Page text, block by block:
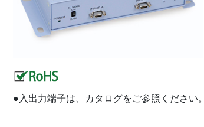
●入出力端子は、カタログをご参照ください。